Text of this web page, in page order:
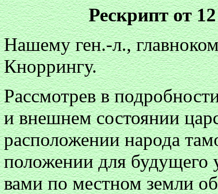
Рескрипт от
Нашему ген.-л.,
Кноррингу.
Рассмотрев в
и внешнем состоянии
расположении народа
положении для будущего
вами по местном земли